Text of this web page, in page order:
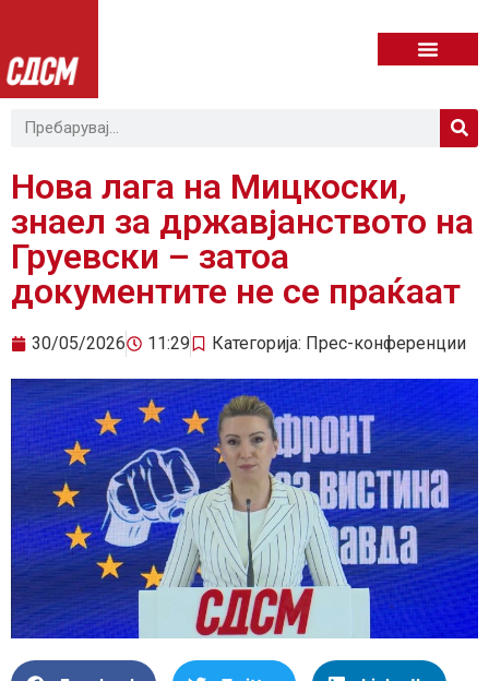
Нова лага на Мицкоски,
знаел за државјанството на
Груевски – затоа
документите не се праќаат
30/05/2026 11:29 Категорија: Прес-конференции